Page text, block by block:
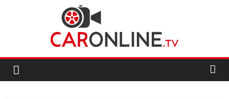
CarOnline.TV
CarOnline.TV